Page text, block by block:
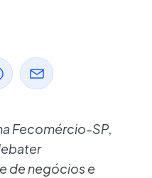
Fecomércio-SP,
de negócios e